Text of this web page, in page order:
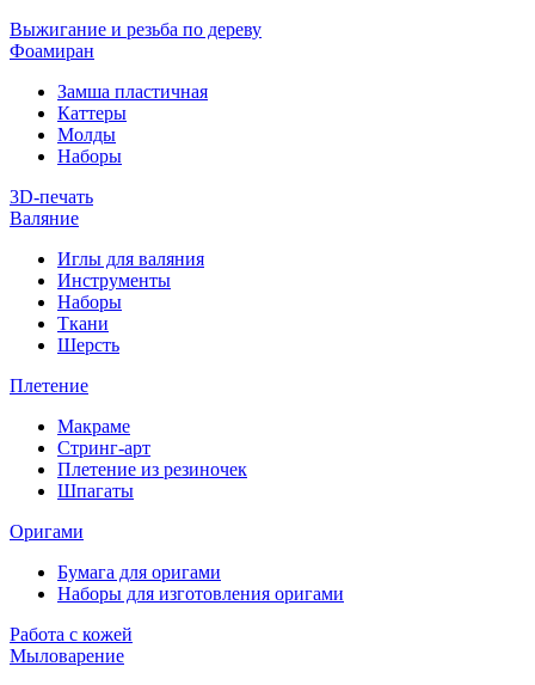
Выжигание и резьба по дереву
Фоамиран
Замша пластичная
Каттеры
Молды
Наборы
3D-печать
Валяние
Иглы для валяния
Инструменты
Наборы
Ткани
Шерсть
Плетение
Макраме
Стринг-арт
Плетение из резиночек
Шпагаты
Оригами
Бумага для оригами
Наборы для изготовления оригами
Работа с кожей
Мыловарение